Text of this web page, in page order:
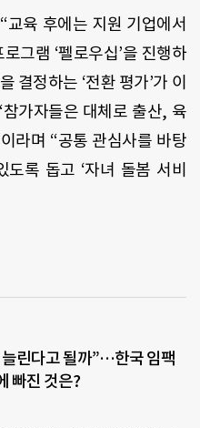
육 후에는 지원 기업에서
그램 ‘펠로우십’을 진행하
결정하는 ‘전환 평가’가 이
가자들은 대체로 출산, 육
라며 “공통 관심사를 바탕
록 돕고 ‘자녀 돌봄 서비
린다고 될까”…한국 임팩
빠진 것은?